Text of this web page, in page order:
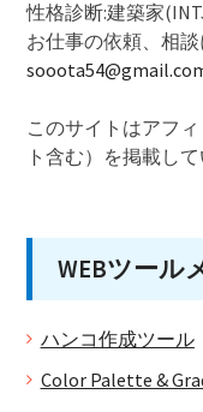
性格診断:建築家
お仕事の依頼、相
このサイトはアフ
ト含む）を掲載し
WEBツール
ハンコ作成ツール
Color Palette &